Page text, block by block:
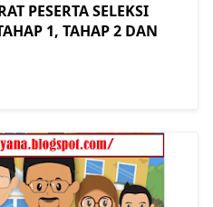
PESERTA SELEKSI
1, TAHAP 2 DAN